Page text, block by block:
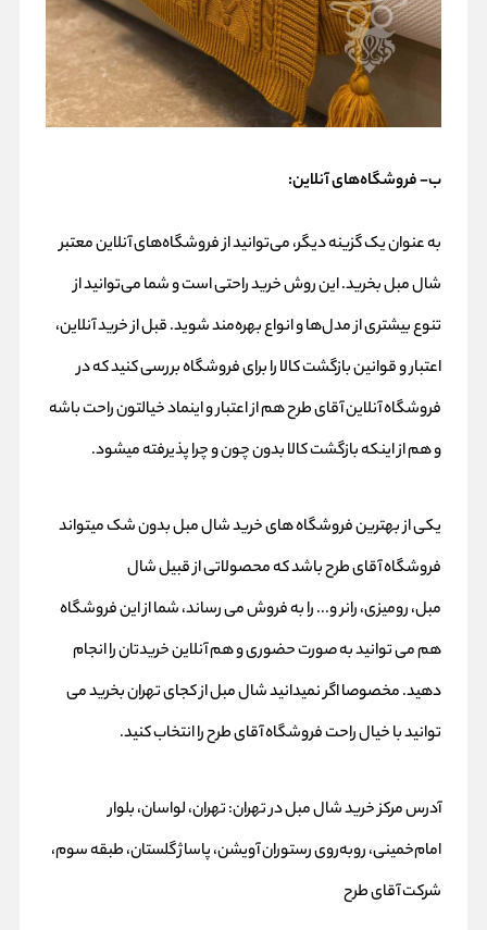
ب- فروشگاه‌های آنلاین:
به عنوان یک گزینه دیگر، می‌توانید از فروشگاه‌های آنلاین معتبر
شال مبل بخرید. این روش خرید راحتی است و شما می‌توانید از
تنوع بیشتری از مدل‌ها و انواع بهره‌مند شوید. قبل از خرید آنلاین،
اعتبار و قوانین بازگشت کالا را برای فروشگاه بررسی کنید که در
فروشگاه آنلاین آقای طرح هم از اعتبار و اینماد خیالتون راحت باشه
و هم از اینکه بازگشت کالا بدون چون و چرا پذیرفته میشود.
یکی از بهترین فروشگاه های خرید شال مبل بدون شک میتواند
فروشگاه آقای طرح باشد که محصولاتی از قبیل شال
مبل،رومیزی، رانر و... را به فروش می رساند، شما از این فروشگاه
هم می توانید به صورت حضوری و هم آنلاین خریدتان را انجام
دهید. مخصوصا اگر نمیدانید شال مبل از کجای تهران بخرید می
توانید با خیال راحت فروشگاه آقای طرح را انتخاب کنید.
آدرس مرکز خرید شال مبل در تهران: تهران، لواسان، بلوار
امام‌خمینی، رو‌به‌روی رستوران آویشن، پاساژ گلستان، طبقه سوم،
شرکت آقای طرح